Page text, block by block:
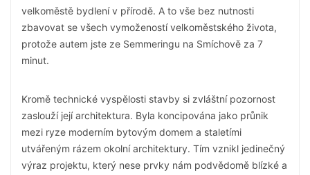
velkoměstě bydlení v přírodě. A to vše bez nutnosti
zbavovat se všech vymožeností velkoměstského života,
protože autem jste ze Semmeringu na Smíchově za 7
minut.
Kromě technické vyspělosti stavby si zvláštní pozornost
zaslouží její architektura. Byla koncipována jako průnik
mezi ryze moderním bytovým domem a staletími
utvářeným rázem okolní architektury. Tím vznikl jedinečný
výraz projektu, který nese prvky nám podvědomě blízké a